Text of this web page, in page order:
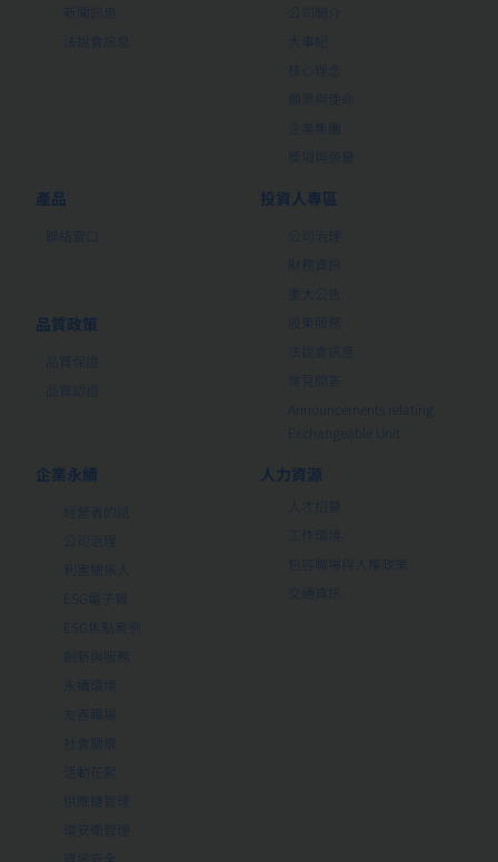
新聞訊息
法說會訊息
公司簡介
大事紀
核心理念
願景與使命
企業集團
獎項與榮譽
產品
聯絡窗口
品質政策
品質保證
品質認證
投資人專區
公司治理
財務資訊
重大公告
股東服務
法說會訊息
常見問答
Announcements relating
Exchangeable Unit
企業永續
經營者的話
公司治理
利害關係人
ESG電子報
ESG焦點案例
創新與服務
永續環境
友善職場
社會關懷
活動花絮
供應鏈管理
環安衛管理
資訊安全
人力資源
人才招募
工作環境
包容職場與人權政策
交通資訊